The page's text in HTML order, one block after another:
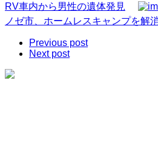
RV車内から男性の遺体発見
ノゼ市、ホームレスキャンプを解
Previous post
Next post